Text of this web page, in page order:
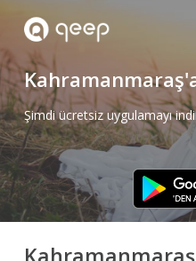
main
content
Şimdi ücretsiz uygulamayı